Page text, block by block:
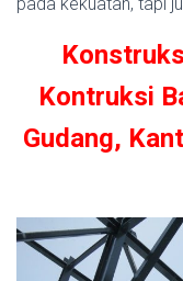
Kontruksi
Gudang,